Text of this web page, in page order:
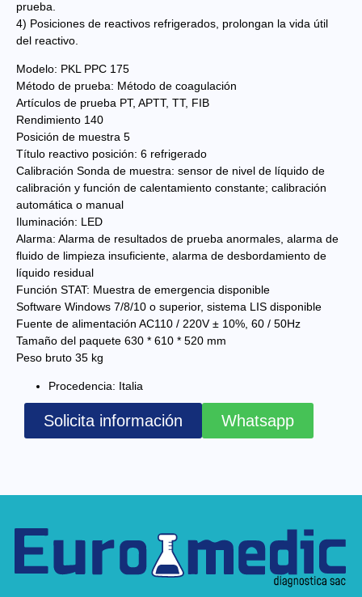
prueba.
4) Posiciones de reactivos refrigerados, prolongan la vida útil
del reactivo.
Modelo: PKL PPC 175
Método de prueba: Método de coagulación
Artículos de prueba PT, APTT, TT, FIB
Rendimiento 140
Posición de muestra 5
Título reactivo posición: 6 refrigerado
Calibración Sonda de muestra: sensor de nivel de líquido de
calibración y función de calentamiento constante; calibración
automática o manual
Iluminación: LED
Alarma: Alarma de resultados de prueba anormales, alarma de
fluido de limpieza insuficiente, alarma de desbordamiento de
líquido residual
Función STAT: Muestra de emergencia disponible
Software Windows 7/8/10 o superior, sistema LIS disponible
Fuente de alimentación AC110 / 220V ± 10%, 60 / 50Hz
Tamaño del paquete 630 * 610 * 520 mm
Peso bruto 35 kg
Procedencia: Italia
Solicita información Whatsapp